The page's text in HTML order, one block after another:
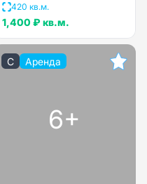
420 кв.м.
1,400 ₽ кв.м.
C Аренда
6+